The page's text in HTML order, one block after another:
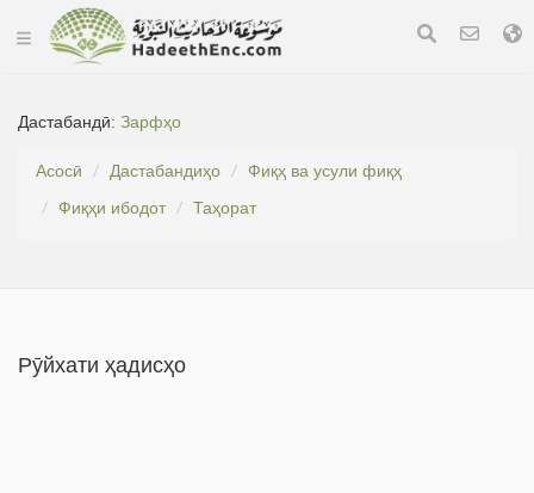
Дастабандӣ:Зарфҳо
Асосӣ
Дастабандиҳо
Фиқҳ ва усули фиқҳ
Фиқҳи ибодот
Таҳорат
Рӯйхати ҳадисҳо